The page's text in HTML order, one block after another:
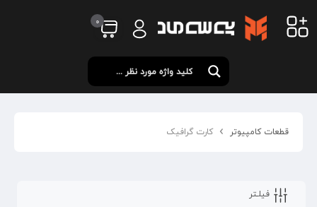
0
قطعات کامپیوتر کارت گرافیک
فیلـتر